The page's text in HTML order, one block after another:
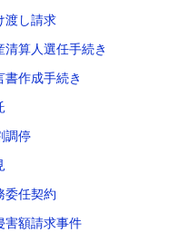
渡し請求
清算人選任手続き
書作成手続き
調停
委任契約
害額請求事件